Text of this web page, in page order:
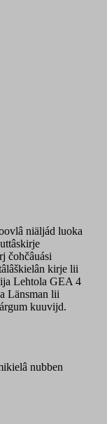
niäljád luoka
čohčâuási
kirje lii
Lehtola GEA 4
Länsman lii
kuuvijd.
nubben